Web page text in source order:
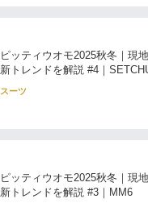
ピッティウオモ2025秋冬｜現
新トレンドを解説 #4｜
スーツ
ピッティウオモ2025秋冬｜現
新トレンドを解説 #3｜MM6